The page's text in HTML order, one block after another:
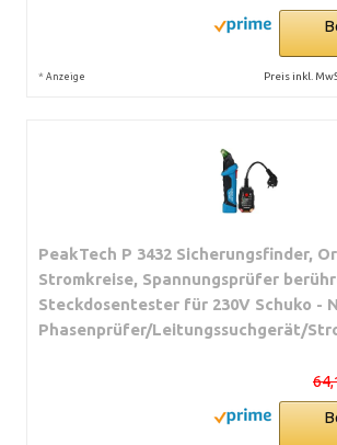
* Anzeige Preis inkl.
PeakTech P 3432 Sicherungsfinder,
Stromkreise, Spannungsprüfer
Steckdosentester für 230V Schuko -
Phasenprüfer/Leitungssuchgerät/